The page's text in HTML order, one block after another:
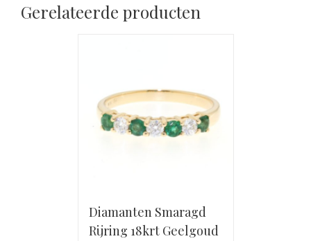
Gerelateerde producten
Diamanten Smaragd
Rijring 18krt Geelgoud